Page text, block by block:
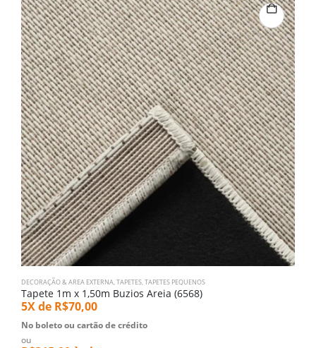
DECORAÇÃO & AREA EXTERNA,TAPETES,TAPETES PEQUENOS
Tapete 1m x 1,50m Buzios Areia (6568)
5X de R$70,00
No boleto ou cartão de crédito
ou